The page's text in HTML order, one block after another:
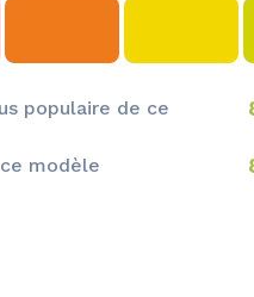
populaire de ce
modèle